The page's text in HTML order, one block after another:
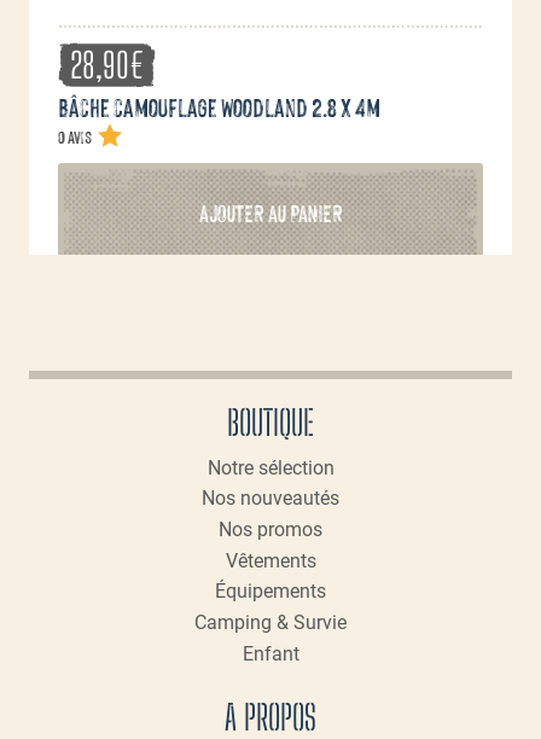
28,90€
Bâche camouflage Woodland 2.8 x 4m
0 avis
AJOUTER AU PANIER
BOUTIQUE
Notre sélection
Nos nouveautés
Nos promos
Vêtements
Équipements
Camping & Survie
Enfant
A PROPOS